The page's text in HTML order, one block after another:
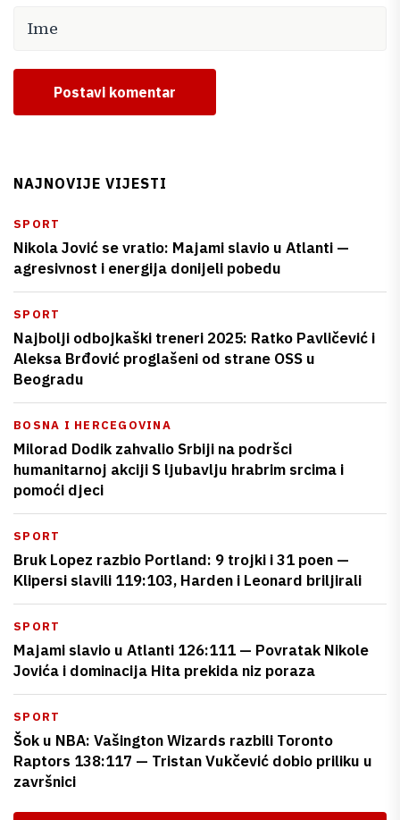
Postavi komentar
NAJNOVIJE VIJESTI
SPORT
Nikola Jović se vratio: Majami slavio u Atlanti —
agresivnost i energija donijeli pobedu
SPORT
Najbolji odbojkaški treneri 2025: Ratko Pavličević i
Aleksa Brđović proglašeni od strane OSS u
Beogradu
BOSNA I HERCEGOVINA
Milorad Dodik zahvalio Srbiji na podršci
humanitarnoj akciji S ljubavlju hrabrim srcima i
pomoći djeci
SPORT
Bruk Lopez razbio Portland: 9 trojki i 31 poen —
Klipersi slavili 119:103, Harden i Leonard briljirali
SPORT
Majami slavio u Atlanti 126:111 — Povratak Nikole
Jovića i dominacija Hita prekida niz poraza
SPORT
Šok u NBA: Vašington Wizards razbili Toronto
Raptors 138:117 — Tristan Vukčević dobio priliku u
završnici